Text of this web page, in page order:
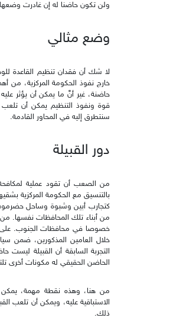
ولن تكون حاضنا له إن غادرت وضعها
وضع مثالي
لا شك أن فقدان تنظيم القاعدة
خارج نفوذ الحكومة المركزية،
حاضنة، غير أنَّ ما يمكن أن يؤثر
قوة ونفوذ التنظيم يمكن أن
سنتطرق إليه في المحاور القادمة.
دور القبيلة
من الصعب أن تقود عملية لمكافحة
بالتنسيق مع الحكومة المركزية
من أبناء تلك المحافظات نفسها.
خصوصا في محافظات الجنوب. على
خلال العامين المذكورين، ضمن
التجربة السابقة أن القبيلة ليست
الحاضن الحقيقي له مكونات أخرى
من هنا، وهذه نقطة مهمة، يمكن
الاستباقية عليه، ويمكن أن تلعب
ذلك.